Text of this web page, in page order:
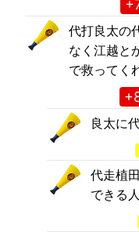
代打良太の
なく江越と
で救ってく
良太に
代走植
できる